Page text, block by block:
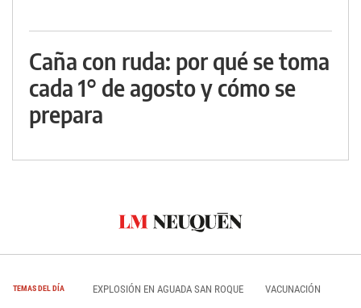
Caña con ruda: por qué se toma
cada 1° de agosto y cómo se
prepara
TEMAS DEL DÍA EXPLOSIÓN EN AGUADA SAN ROQUE VACUNACIÓN